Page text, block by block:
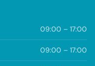
09:00 – 17:00
09:00 – 17:00